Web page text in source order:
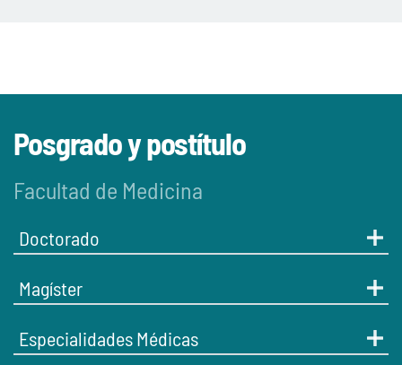
Posgrado y postítulo
Facultad de Medicina
Doctorado
Magíster
Especialidades Médicas